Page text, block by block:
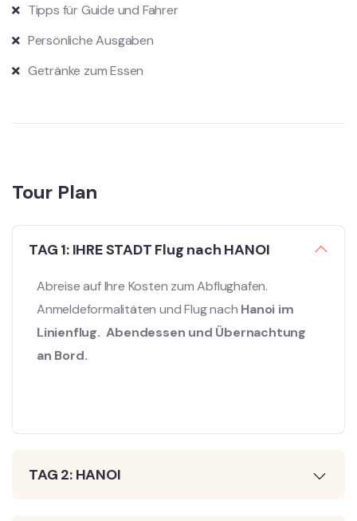
Tipps für Guide und Fahrer
Persönliche Ausgaben
Getränke zum Essen
Tour Plan
TAG 1: IHRE STADT Flug nach HANOI
Abreise auf Ihre Kosten zum Abflughafen.
Anmeldeformalitäten und Flug nach Hanoi im
Linienflug. Abendessen und Übernachtung
an Bord.
TAG 2: HANOI